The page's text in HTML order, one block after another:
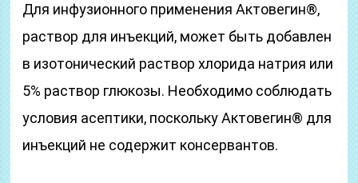
Для инфузионного применения Актовегин®,
раствор для инъекций, может быть добавлен
в изотонический раствор хлорида натрия или
5% раствор глюкозы. Необходимо соблюдать
условия асептики, поскольку Актовегин® для
инъекций не содержит консервантов.